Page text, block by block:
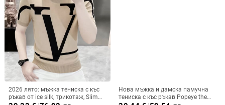
2026 лято: мъжка тениска с къс
ръкав от ice silk, трикотаж, Slim
Нова мъжка и дамска памучна
тениска с къс ръкав Popeye the